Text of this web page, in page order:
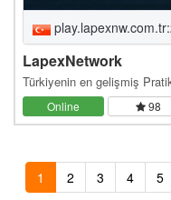
LapexNetwork
Türkiyenin en gelişmiş
Online 98
1 2 3 4 5